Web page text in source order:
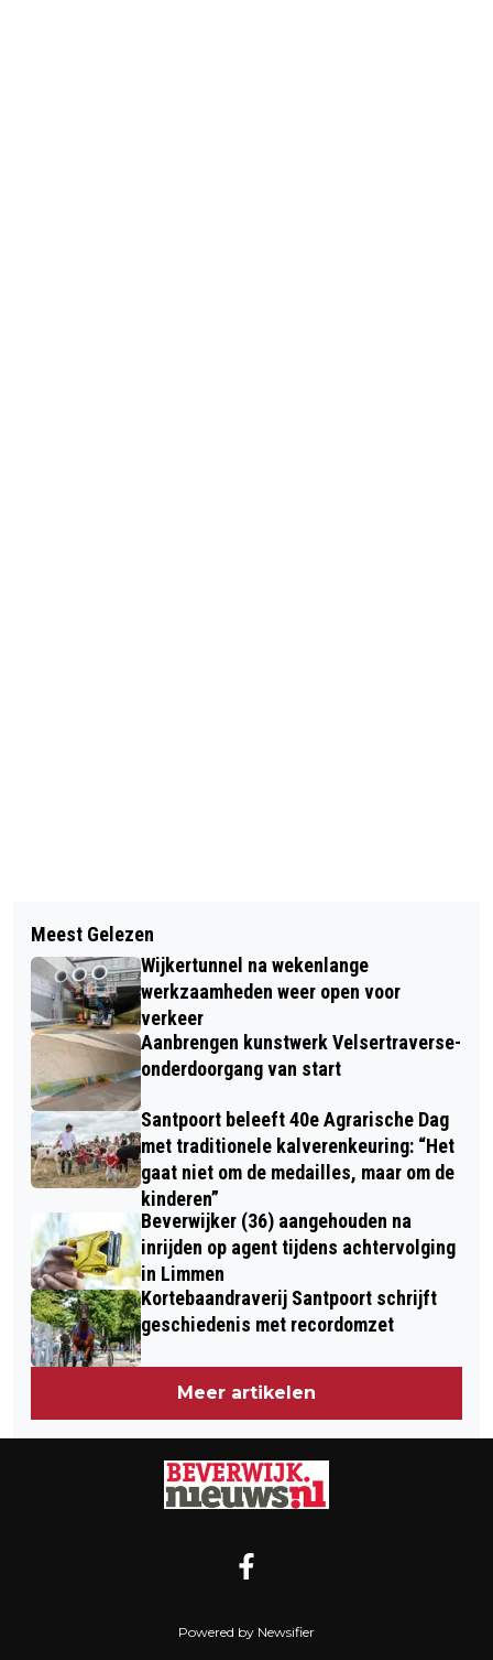
TATA STEEL FESTIVAL: DAAGS NA
RIVM-RAPPORT TOCH TIJD VOOR
POSITIVITEIT
HALVE VAN HAARLEM:
ZONOVERGOTEN HARDLOOPFEEST
MET RECORDAANTAL DEELNEMERS
Meest Gelezen
Wijkertunnel na wekenlange
werkzaamheden weer open voor
verkeer
Aanbrengen kunstwerk Velsertraverse-
onderdoorgang van start
Santpoort beleeft 40e Agrarische Dag
met traditionele kalverenkeuring: “Het
gaat niet om de medailles, maar om de
kinderen”
Beverwijker (36) aangehouden na
inrijden op agent tijdens achtervolging
in Limmen
Kortebaandraverij Santpoort schrijft
geschiedenis met recordomzet
Meer artikelen
Powered by Newsifier